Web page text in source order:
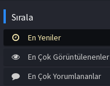
Sırala
En Yeniler
En Çok Görüntülenenler
En Çok Yorumlananlar